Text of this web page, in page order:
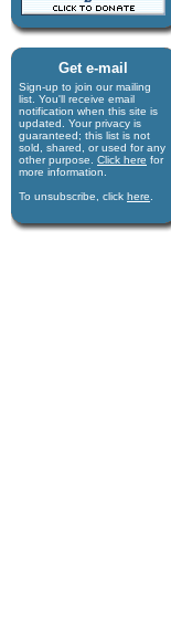
Get e-mail
Sign-up to join our mail­ing
list. You'll receive e­mail
notification when this site is
updated. Your privacy is
guaran­teed; this list is not
sold, shared, or used for any
other purpose. Click here for
more infor­mation.
To unsubscribe, click here